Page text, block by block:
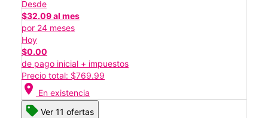
Desde
$32.09 al mes
por 24 meses
Hoy
$0.00
de pago inicial + impuestos
Precio total: $769.99
location_on En existencia
Ver 11 ofertas